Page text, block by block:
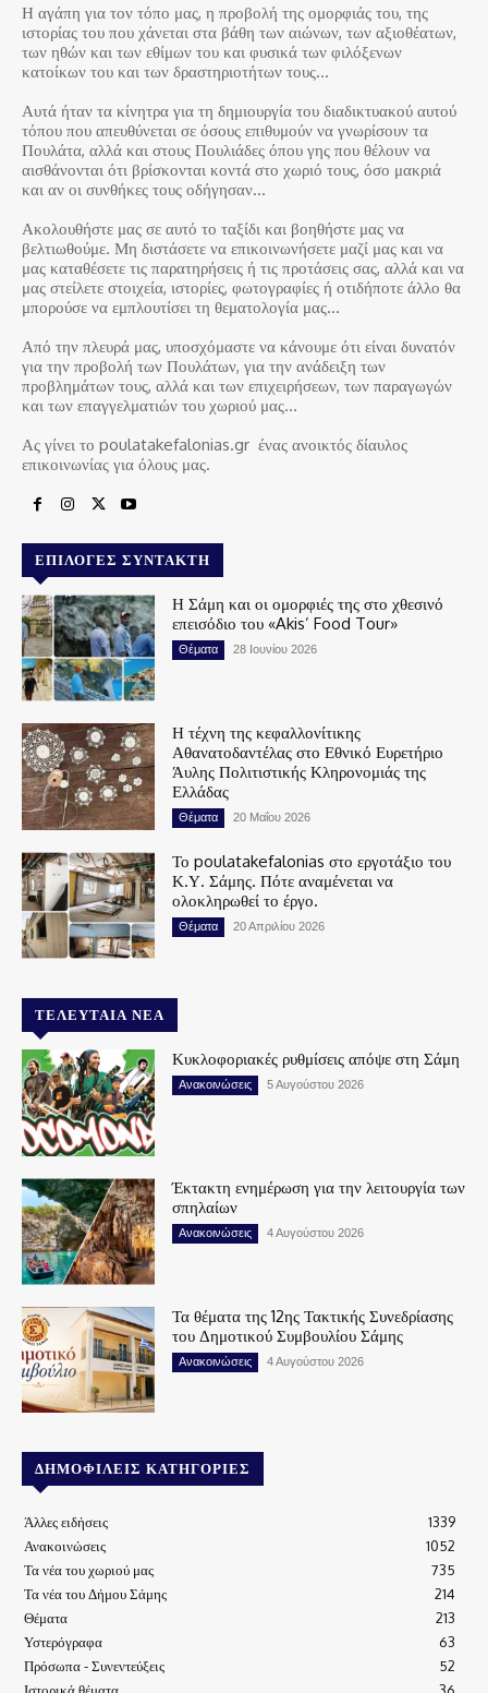
Η αγάπη για τον τόπο μας, η προβολή της ομορφιάς του, της
ιστορίας του που χάνεται στα βάθη των αιώνων, των αξιοθέατων,
των ηθών και των εθίμων του και φυσικά των φιλόξενων
κατοίκων του και των δραστηριοτήτων τους…
Αυτά ήταν τα κίνητρα για τη δημιουργία του διαδικτυακού αυτού
τόπου που απευθύνεται σε όσους επιθυμούν να γνωρίσουν τα
Πουλάτα, αλλά και στους Πουλιάδες όπου γης που θέλουν να
αισθάνονται ότι βρίσκονται κοντά στο χωριό τους, όσο μακριά
και αν οι συνθήκες τους οδήγησαν…
Ακολουθήστε μας σε αυτό το ταξίδι και βοηθήστε μας να
βελτιωθούμε. Μη διστάσετε να επικοινωνήσετε μαζί μας και να
μας καταθέσετε τις παρατηρήσεις ή τις προτάσεις σας, αλλά και να
μας στείλετε στοιχεία, ιστορίες, φωτογραφίες ή οτιδήποτε άλλο θα
μπορούσε να εμπλουτίσει τη θεματολογία μας…
Από την πλευρά μας, υποσχόμαστε να κάνουμε ότι είναι δυνατόν
για την προβολή των Πουλάτων, για την ανάδειξη των
προβλημάτων τους, αλλά και των επιχειρήσεων, των παραγωγών
και των επαγγελματιών του χωριού μας…
Ας γίνει το poulatakefalonias.gr ένας ανοικτός δίαυλος
επικοινωνίας για όλους μας.
ΕΠΙΛΟΓΈΣ ΣΥΝΤΆΚΤΗ
Η Σάμη και οι ομορφιές της στο χθεσινό
επεισόδιο του «Akis’ Food Tour»
Θέματα 28 Ιουνίου 2026
Η τέχνη της κεφαλλονίτικης
Αθανατοδαντέλας στο Εθνικό Ευρετήριο
Άυλης Πολιτιστικής Κληρονομιάς της
Ελλάδας
Θέματα 20 Μαΐου 2026
Το poulatakefalonias στο εργοτάξιο του
Κ.Υ. Σάμης. Πότε αναμένεται να
ολοκληρωθεί το έργο.
Θέματα 20 Απριλίου 2026
ΤΕΛΕΥΤΑΊΑ ΝΈΑ
Κυκλοφοριακές ρυθμίσεις απόψε στη Σάμη
Ανακοινώσεις 5 Αυγούστου 2026
Έκτακτη ενημέρωση για την λειτουργία των
σπηλαίων
Ανακοινώσεις 4 Αυγούστου 2026
Τα θέματα της 12ης Τακτικής Συνεδρίασης
του Δημοτικού Συμβουλίου Σάμης
Ανακοινώσεις 4 Αυγούστου 2026
ΔΗΜΟΦΙΛΕΊΣ ΚΑΤΗΓΟΡΊΕΣ
Άλλες ειδήσεις
1339
Ανακοινώσεις
1052
Τα νέα του χωριού μας
735
Τα νέα του Δήμου Σάμης
214
Θέματα
213
Υστερόγραφα
63
Πρόσωπα - Συνεντεύξεις
52